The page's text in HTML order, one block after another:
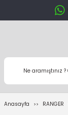
Anasayfa RANGER